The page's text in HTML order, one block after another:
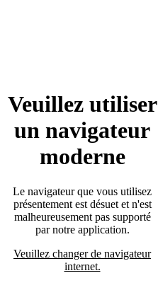
Veuillez utiliser
un navigateur
moderne
Le navigateur que vous utilisez
présentement est désuet et n'est
malheureusement pas supporté
par notre application.
Veuillez changer de navigateur
internet.